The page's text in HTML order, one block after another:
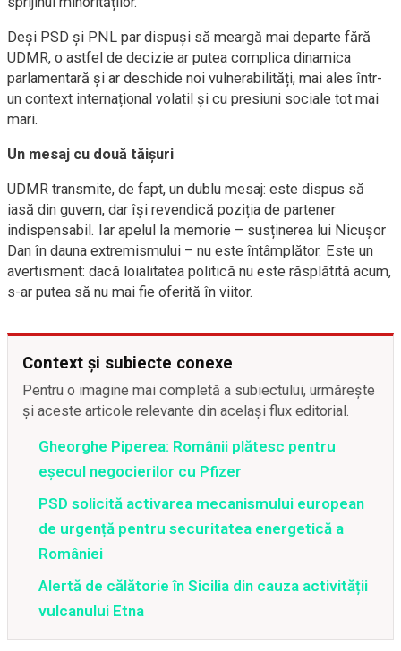
Deși PSD și PNL par dispuși să meargă mai departe fără
UDMR, o astfel de decizie ar putea complica dinamica
parlamentară și ar deschide noi vulnerabilități, mai ales într-
un context internațional volatil și cu presiuni sociale tot mai
mari.
Un mesaj cu două tăișuri
UDMR transmite, de fapt, un dublu mesaj: este dispus să
iasă din guvern, dar își revendică poziția de partener
indispensabil. Iar apelul la memorie – susținerea lui Nicușor
Dan în dauna extremismului – nu este întâmplător. Este un
avertisment: dacă loialitatea politică nu este răsplătită acum,
s-ar putea să nu mai fie oferită în viitor.
Context și subiecte conexe
Pentru o imagine mai completă a subiectului, urmărește
și aceste articole relevante din același flux editorial.
Gheorghe Piperea: Românii plătesc pentru
eșecul negocierilor cu Pfizer
PSD solicită activarea mecanismului european
de urgență pentru securitatea energetică a
României
Alertă de călătorie în Sicilia din cauza activității
vulcanului Etna